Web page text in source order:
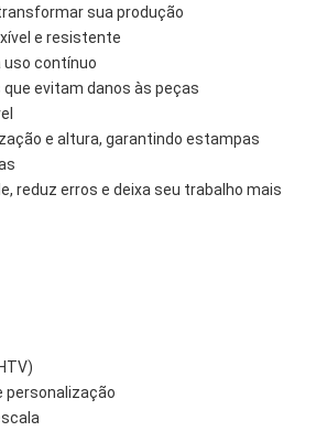
sua produção
e resistente
uso contínuo
que evitam danos às peças
e altura, garantindo estampas
reduz erros e deixa seu trabalho mais
personalização